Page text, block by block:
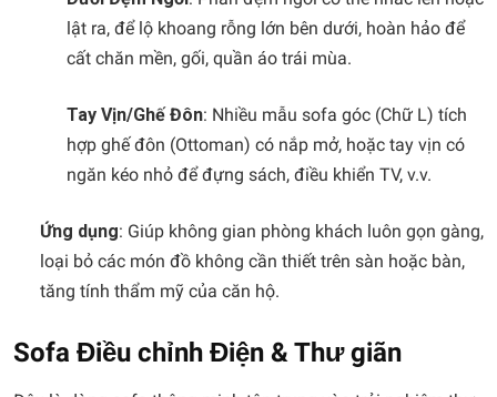
lật ra, để lộ khoang rỗng lớn bên dưới, hoàn hảo để
cất chăn mền, gối, quần áo trái mùa.
Tay Vịn/Ghế Đôn: Nhiều mẫu sofa góc (Chữ L) tích
hợp ghế đôn (Ottoman) có nắp mở, hoặc tay vịn có
ngăn kéo nhỏ để đựng sách, điều khiển TV, v.v.
Ứng dụng: Giúp không gian phòng khách luôn gọn gàng,
loại bỏ các món đồ không cần thiết trên sàn hoặc bàn,
tăng tính thẩm mỹ của căn hộ.
Sofa Điều chỉnh Điện & Thư giãn